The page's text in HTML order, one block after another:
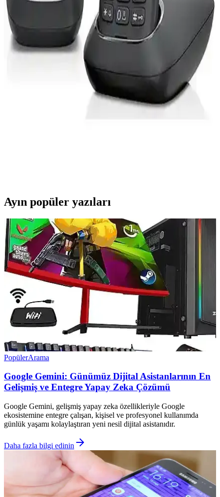
Hiking X11 ve Samsung B310 telefonlarının tasarım, pil ömrü ve
özelliklerini karşılaştırıyoruz. Doğa severler ve çok hatlı telefon
kullanıcıları için detaylı bilgiler burada.
Nokia 2730C ve Samsung B310 Karşılaştırması:
Özellikler ve Kullanıcı Yorumları
Nokia 2730C ve Samsung B310 karşılaştırmasında, tasarım, ses
kalitesi ve pil ömrü gibi temel özellikler analiz edilerek, kullanıcı
deneyimleri ve avantajlar detaylandırıldı.
Ayın popüler yazıları
PopülerArama
Google Gemini: Günümüz Dijital Asistanlarının En
Gelişmiş ve Entegre Yapay Zeka Çözümü
Google Gemini, gelişmiş yapay zeka özellikleriyle Google
ekosistemine entegre çalışan, kişisel ve profesyonel kullanımda
günlük yaşamı kolaylaştıran yeni nesil dijital asistanıdır.
Daha fazla bilgi edinin